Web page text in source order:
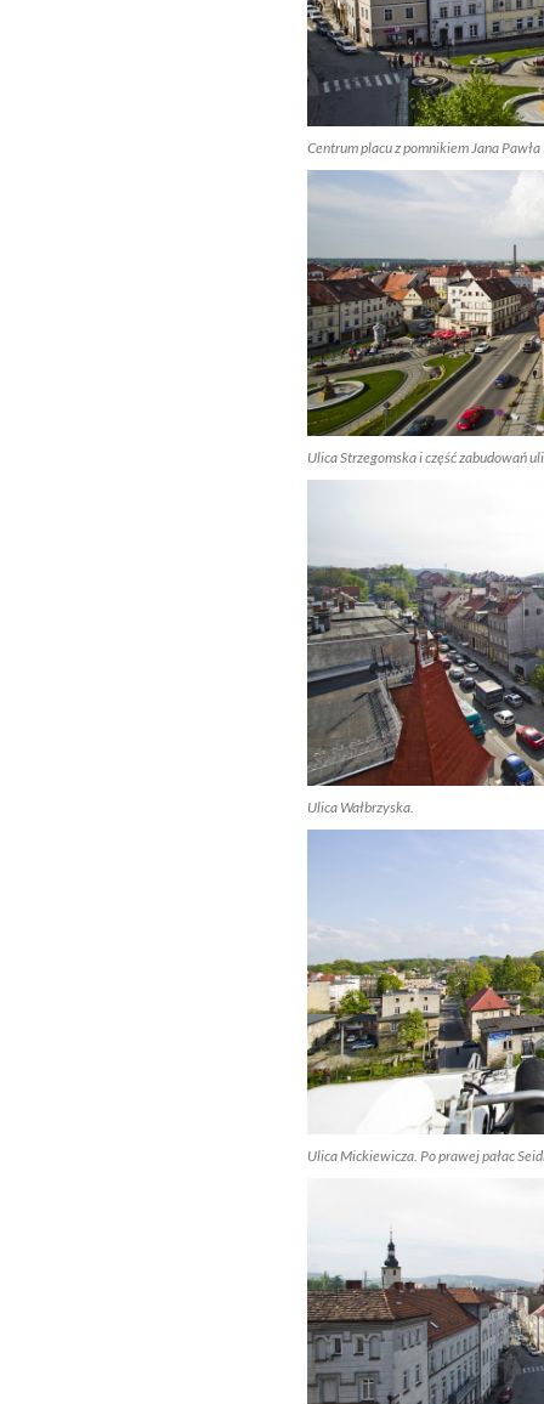
Centrum placu z pomnikiem Jana
Ulica Strzegomska i część zabudowań
Ulica Wałbrzyska.
Ulica Mickiewicza. Po prawej pałac